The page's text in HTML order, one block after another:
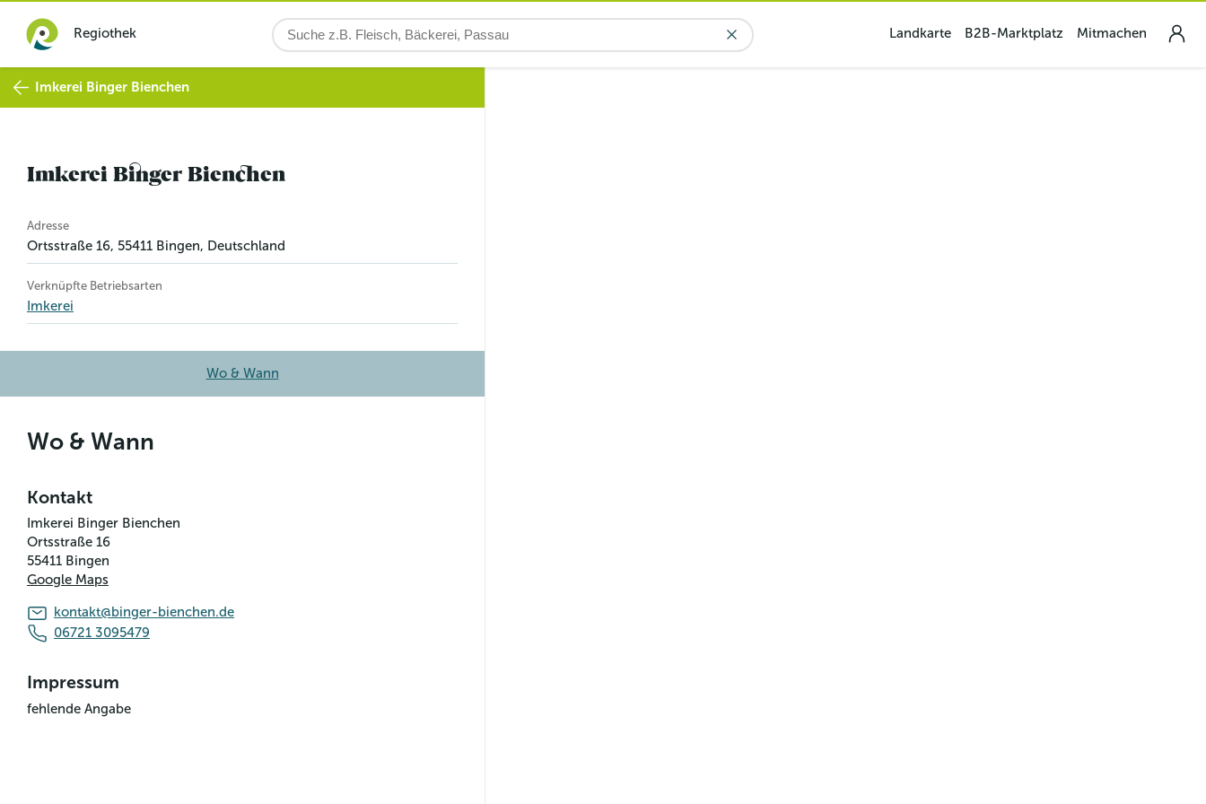
Regiothek Landkarte B2B-Marktplatz Mitmachen
Imkerei Binger Bienchen
Imkerei Binger Bienchen
Betriebsinformation
Adresse
Ortsstraße 16, 55411 Bingen, Deutschland
Verknüpfte Betriebsarten
Imkerei
Wo & Wann
Wo & Wann
Kontakt
Imkerei Binger Bienchen
Ortsstraße 16
55411 Bingen
Google Maps
kontakt@binger-bienchen.de
06721 3095479
Impressum
fehlende Angabe